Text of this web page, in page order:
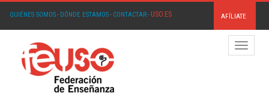
QUIÉNES SOMOS· DÓNDE ESTAMOS· CONTACTAR· USO.ES AFÍLIATE
Menú